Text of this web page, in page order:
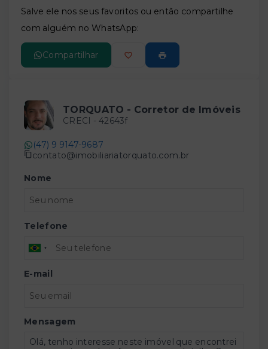
Salve ele nos seus favoritos ou então compartilhe
com alguém no WhatsApp:
Compartilhar
TORQUATO - Corretor de Imóveis
CRECI - 42643f
(47) 9 9147-9687
contato@imobiliariatorquato.com.br
Nome
Telefone
E-mail
Mensagem